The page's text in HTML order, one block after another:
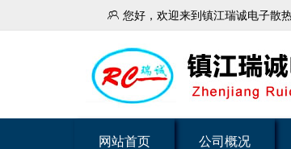
 您好，欢迎来到镇江瑞诚电子散
网站首页 公司概况